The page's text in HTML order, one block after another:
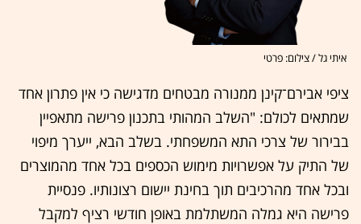
איתי גל / צילום: פרטי
ציפי אבירם־קינן ממנורה מבטחים מדגישה כי אין פתרון אחד
שמתאים לכולם: "השלב המהותי בתכנון פרישה מתאפיין
בבירור של צרכי התא המשפחתי. בשלב הבא, ייערך מיפוי
של התיק על אפשרויות מימוש הכספים בכל אחד מהמוצרים
ובכל אחד מהרכיבים תוך בחינת יישום רצונותיו. פנסיית
פרישה היא גמלה המשתלמת באופן חודשי רציף למקבל